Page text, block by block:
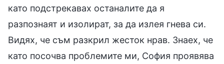
като подстрекавах останалите да я
разпознаят и изолират, за да излея гнева си.
Видях, че съм разкрил жесток нрав. Знаех, че
като посочва проблемите ми, София проявява